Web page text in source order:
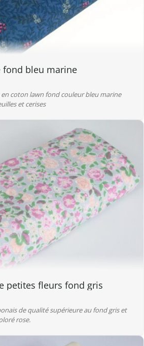
fond bleu marine
en coton lawn fond couleur bleu marine
et cerises
petites fleurs fond gris
de qualité supérieure au fond gris et
rose.